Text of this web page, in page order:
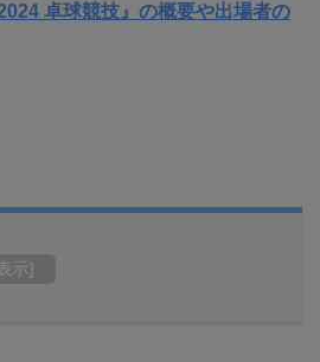
卓球競技』の概要や出場者の
示]